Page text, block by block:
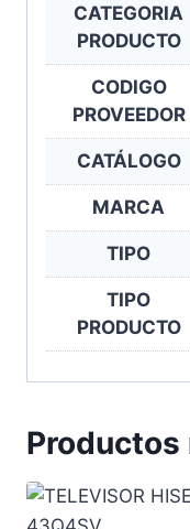
CATEGORIA
PRODUCTO
CODIGO
PROVEEDOR
CATÁLOGO
MARCA
TIPO
TIPO
PRODUCTO
Productos